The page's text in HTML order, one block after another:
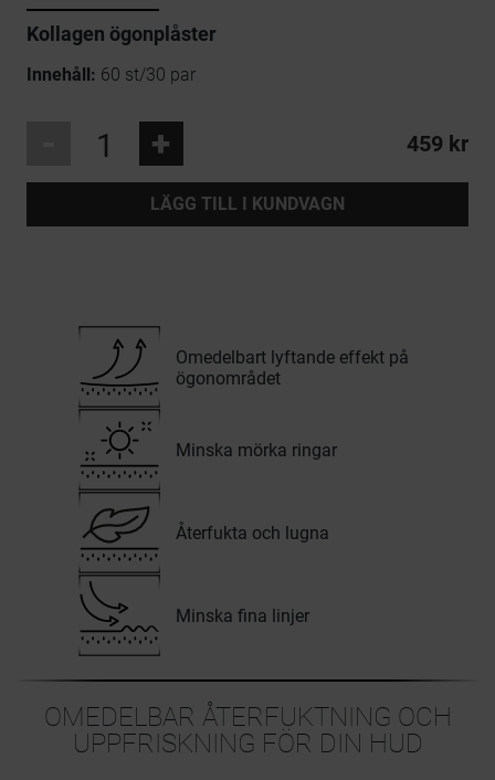
Kollagen ögonplåster
Innehåll: 60 st/30 par
+ 459 kr
LÄGG TILL I KUNDVAGN
Omedelbart lyftande effekt på
ögonområdet
Minska mörka ringar
Återfukta och lugna
Minska fina linjer
OMEDELBAR ÅTERFUKTNING OCH
UPPFRISKNING FÖR DIN HUD